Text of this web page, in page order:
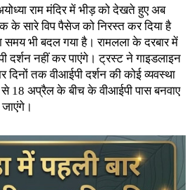
राम मंदिर में भीड़ को देखते हुए अब
सारे विप पैसेज को निरस्त कर दिया है
भी बदल गया है। रामलला के दरबार में
नहीं कर पाएंगे। ट्रस्ट ने गाइडलाइन
दिनों तक वीआईपी दर्शन की कोई व्यवस्था
से 18 अप्रैल के बीच के वीआईपी पास बनवाए